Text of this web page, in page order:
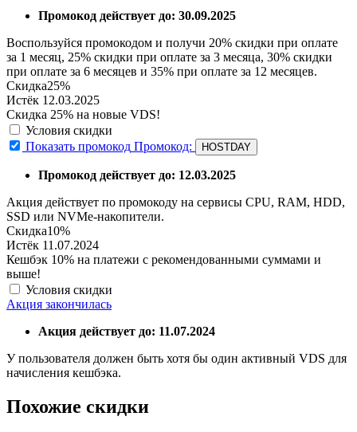
Промокод действует до: 30.09.2025
Воспользуйся промокодом и получи 20% скидки при оплате
за 1 месяц, 25% скидки при оплате за 3 месяца, 30% скидки
при оплате за 6 месяцев и 35% при оплате за 12 месяцев.
Скидка25%
Истёк 12.03.2025
Скидка 25% на новые VDS!
Условия скидки
Показать промокод Промокод: HOSTDAY
Промокод действует до: 12.03.2025
Акция действует по промокоду на сервисы CPU, RAM, HDD,
SSD или NVMe-накопители.
Скидка10%
Истёк 11.07.2024
Кешбэк 10% на платежи с рекомендованными суммами и
выше!
Условия скидки
Акция закончилась
Акция действует до: 11.07.2024
У пользователя должен быть хотя бы один активный VDS для
начисления кешбэка.
Похожие скидки